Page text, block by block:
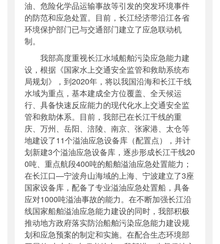
油、危险化学品运输事故等引发的突发环境事件
的防范和应急处置。目前，长江经济带沿江各省
环境保护部门已与交通部门建立了应急联动机
制。
我部高度重视长江水域船舶污染应急能力建
设，根据《国家水上交通安全监管和救助系统布
局规划》，到2020年，将以我国沿海和长江干线
水域为重点，基本建成全方位覆盖、全天候运
行、具备快速反应能力的现代化水上交通安全监
管和救助体系。目前，我部已在长江干线的重
庆、万州、岳阳、涪陵、南京、张家港、太仓等
地建设了11个溢油应急设备库（配置点），并计
划新建3个溢油应急设备库，逐步形成长江干线20
0吨、重点航段400吨的船舶溢油应急处置能力；
在长江口—宁波舟山海域的上海、宁波建立了3座
国家设备库，配备了专业溢油应急处置船，具备
应对1000吨溢油事故的能力。在不断加强长江沿
线国家船舶溢油应急能力建设的同时，我部积极
推动地方政府落实防治船舶污染应急能力建设规
划和应急预案的制定和实施。在配合生态环境部